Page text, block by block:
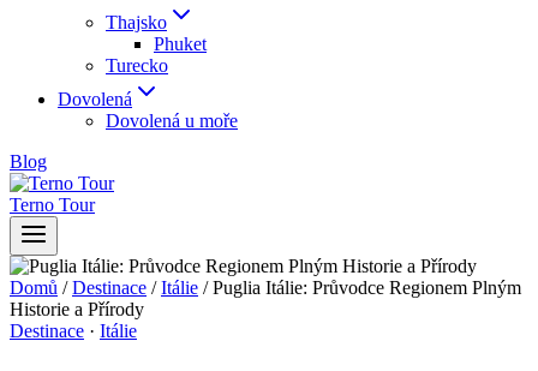
Thajsko
Phuket
Turecko
Dovolená
Dovolená u moře
Blog
Terno Tour
Domů / Destinace / Itálie / Puglia Itálie: Průvodce Regionem Plným
Historie a Přírody
Destinace · Itálie